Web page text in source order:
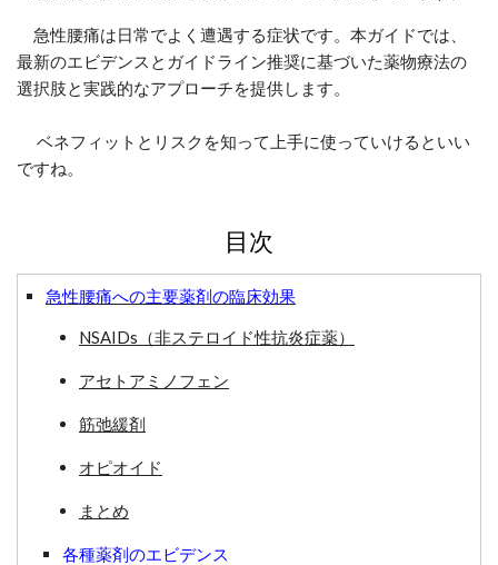
急性腰痛は日常でよく遭遇する症状です。本ガイドでは、
最新のエビデンスとガイドライン推奨に基づいた薬物療法の
選択肢と実践的なアプローチを提供します。
ベネフィットとリスクを知って上手に使っていけるといい
ですね。
目次
急性腰痛への主要薬剤の臨床効果
NSAIDs（非ステロイド性抗炎症薬）
アセトアミノフェン
筋弛緩剤
オピオイド
まとめ
各種薬剤のエビデンス